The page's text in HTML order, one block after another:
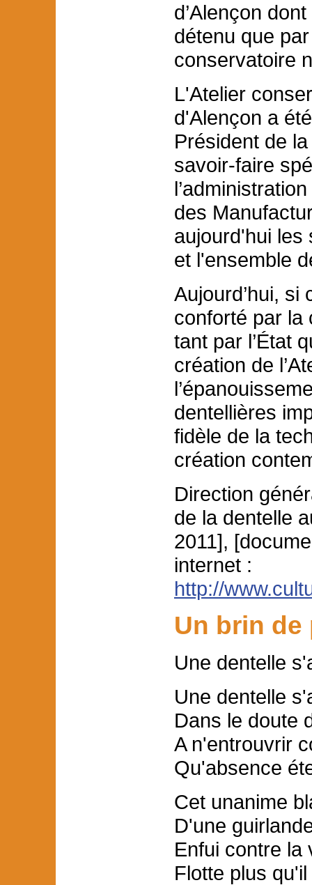
d’Alençon
détenu que
conservatoire
L'Atelier
d'Alençon a
Président de
savoir-faire
des
aujourd'hui les
et l'ensemble
Aujourd’hui, si
conforté par la
tant par l’État
création de
dentellières
fidèle de la
création
Direction
de la dentelle
2011],
internet :
http://
Un brin de
Une dentelle
Une dentelle
Dans le doute
A n'entrouvrir
Qu'absence
Cet unanime
D'une
Enfui contre la
Flotte plus